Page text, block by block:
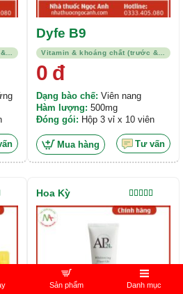
Dyfe B9
0 đ
Dạng bào chế: Viên nang
Hàm lượng: 500mg
Đóng gói: Hộp 3 vỉ x 10 viên
Mua hàng Tư vấn
Được xếp
hạng5.00
Hoa Kỳ
Sản phẩm Danh mục